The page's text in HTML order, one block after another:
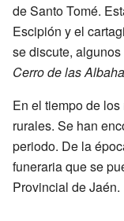
de Santo Tomé.
Escipión y el
se discute,
Cerro de las
En el tiempo de
rurales. Se han
periodo. De la
funeraria que se
Provincial de Jaén.